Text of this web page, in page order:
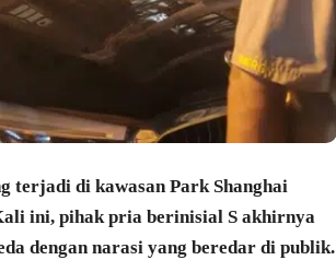
terjadi di kawasan Park Shanghai
ini, pihak pria berinisial S akhirnya
dengan narasi yang beredar di publik.